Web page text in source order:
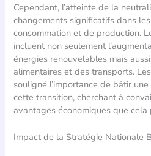
Cependant, l’atteinte de la
changements significatifs dans
consommation et de production.
incluent non seulement
énergies renouvelables mais
alimentaires et des transports.
souligné l’importance de bâtir
cette transition, cherchant à
avantages économiques que
Impact de la Stratégie Nationale